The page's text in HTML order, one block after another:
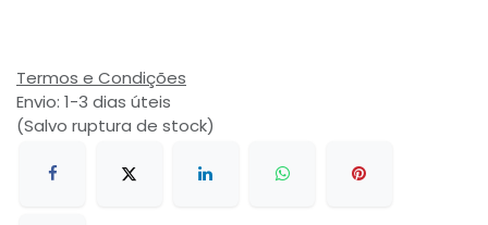
Termos e Condições
Envio: 1-3 dias úteis
(Salvo ruptura de stock)